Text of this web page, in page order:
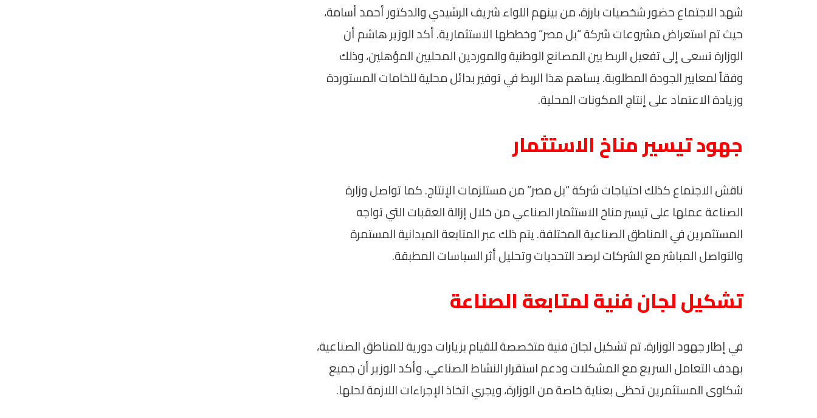
شهد الاجتماع حضور شخصيات بارزة، من بينهم اللواء شريف الرشيدي والدكتور أحمد أسامة،
حيث تم استعراض مشروعات شركة “بل مصر” وخططها الاستثمارية. أكد الوزير هاشم أن
الوزارة تسعى إلى تفعيل الربط بين المصانع الوطنية والموردين المحليين المؤهلين، وذلك
وفقاً لمعايير الجودة المطلوبة. يساهم هذا الربط في توفير بدائل محلية للخامات المستوردة
وزيادة الاعتماد على إنتاج المكونات المحلية.
جهود تيسير مناخ الاستثمار
ناقش الاجتماع كذلك احتياجات شركة “بل مصر” من مستلزمات الإنتاج. كما تواصل وزارة
الصناعة عملها على تيسير مناخ الاستثمار الصناعي من خلال إزالة العقبات التي تواجه
المستثمرين في المناطق الصناعية المختلفة. يتم ذلك عبر المتابعة الميدانية المستمرة
والتواصل المباشر مع الشركات لرصد التحديات وتحليل أثر السياسات المطبقة.
تشكيل لجان فنية لمتابعة الصناعة
في إطار جهود الوزارة، تم تشكيل لجان فنية متخصصة للقيام بزيارات دورية للمناطق الصناعية،
بهدف التعامل السريع مع المشكلات ودعم استقرار النشاط الصناعي. وأكد الوزير أن جميع
شكاوى المستثمرين تحظى بعناية خاصة من الوزارة، ويجري اتخاذ الإجراءات اللازمة لحلها.